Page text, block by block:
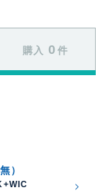
購入 0 件
）